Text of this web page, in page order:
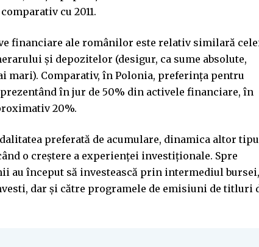
cu 2011.
financiare ale românilor este relativ similară
și depozitelor (desigur, ca sume absolute,
mari). Comparativ, în Polonia, preferința pentru
în jur de 50% din activele financiare, în
20%.
preferată de acumulare, dinamica altor
o creștere a experienței investiționale. Spre
au început să investească prin intermediul bursei,
dar și către programele de emisiuni de titluri